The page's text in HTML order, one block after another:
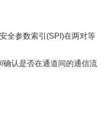
全参数索引(SPI)在两对等
确认是否在通道间的通信流